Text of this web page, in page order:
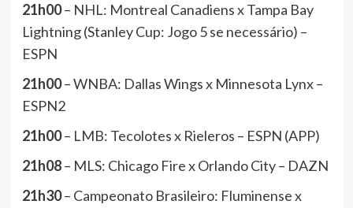
21h00– NHL: Montreal Canadiens x Tampa Bay
Lightning (Stanley Cup: Jogo 5 se necessário) –
ESPN
21h00– WNBA: Dallas Wings x Minnesota Lynx –
ESPN2
21h00– LMB: Tecolotes x Rieleros – ESPN (APP)
21h08– MLS: Chicago Fire x Orlando City – DAZN
21h30– Campeonato Brasileiro: Fluminense x